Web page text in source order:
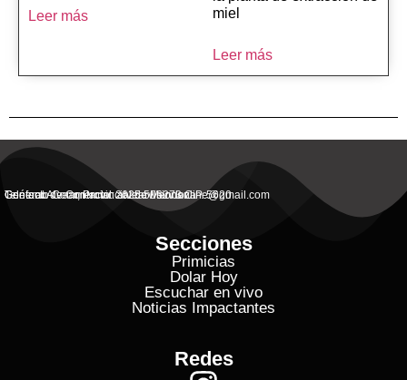
Leer más
miel
Leer más
General Alvear, Provincial de Mendoza
Contacto Commercial: alvearvisionanline@gmail.com
Teléfono de Contacto: 2625 506273 C.P. 5620
Secciones
Primicias
Dolar Hoy
Escuchar en vivo
Noticias Impactantes
Redes